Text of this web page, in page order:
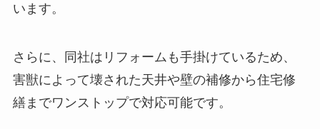
います。
さらに、同社はリフォームも手掛けているため、
害獣によって壊された天井や壁の補修から住宅修
繕までワンストップで対応可能です。